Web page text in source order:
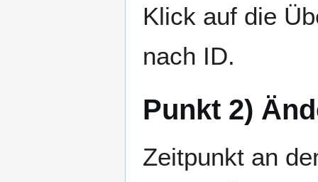
Klick auf die
nach ID.
Punkt 2)
Zeitpunkt an